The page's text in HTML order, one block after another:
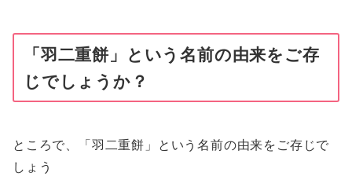
「羽二重餅」という名前の由来をご存
じでしょうか？
ところで、「羽二重餅」という名前の由来をご存じで
しょう